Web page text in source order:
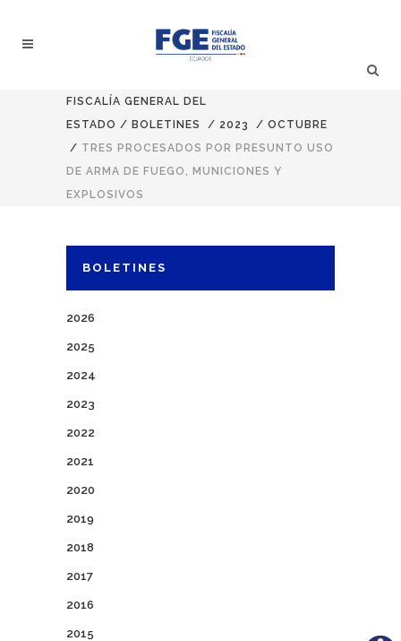
FISCALÍA GENERAL DEL
ESTADO / BOLETINES / 2023 / OCTUBRE
/ TRES PROCESADOS POR PRESUNTO USO
DE ARMA DE FUEGO, MUNICIONES Y
EXPLOSIVOS
BOLETINES
2026
2025
2024
2023
2022
2021
2020
2019
2018
2017
2016
2015